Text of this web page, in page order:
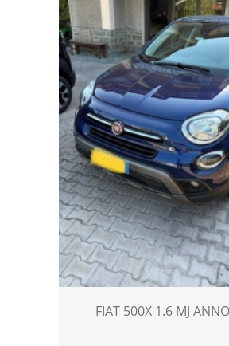
FIAT 500X 1.6 MJ